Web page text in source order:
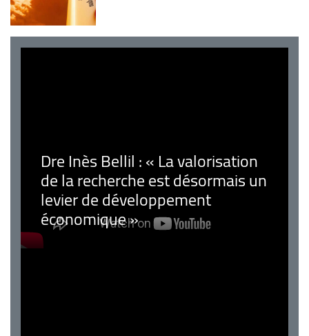
Dre Inès Bellil : « La valorisation
de la recherche est désormais un
levier de développement
économique »